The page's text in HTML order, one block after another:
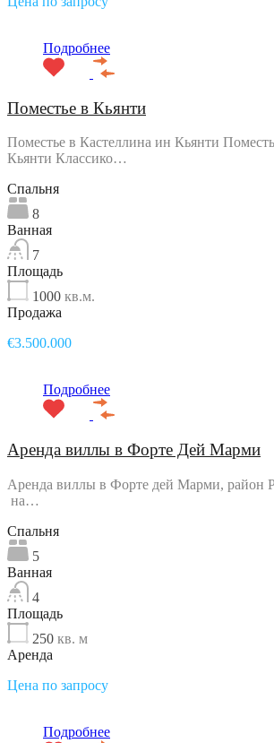
Подробнее
Поместье в Кьянти
Поместье в Кастеллина ин Кьянти
Кьянти Классико…
Спальня
8
Ванная
7
Площадь
1000 кв.м.
Продажа
€3.500.000
Подробнее
Аренда виллы в Форте Дей Марми
Аренда виллы в Форте дей Марми, район
на…
Спальня
5
Ванная
4
Площадь
250 кв. м
Аренда
Цена по запросу
Подробнее